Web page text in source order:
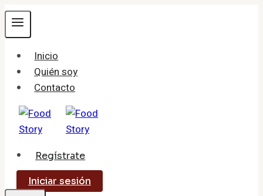
Saltar
Inicio
Quién soy
Contacto
Regístrate
Iniciar sesión